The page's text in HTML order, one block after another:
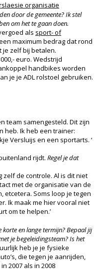
organisatie
door de gemeente? Ik stel
om het te gaan doen.
als sport- of
maximum bedrag dat rond
je zelf bij betalen.
euro. Wedstrijd
handbikes worden
je je ADL rolstoel gebruiken.
team samengesteld. Dit zijn
heb. Ik heb een trainer:
Versluijs en een sportarts. ‘
rijdt. Regel je dat
zelf de controle. Al is dit niet
met de organisatie van de
etcetera. Soms loop je tegen
Ik maak me hier vooral niet
om te helpen.’
en lange termijn? Bepaal jij
je begeleidingsteam? Is het
heb je je fysieke
die tegen je aanrijden,
2007 als in 2008